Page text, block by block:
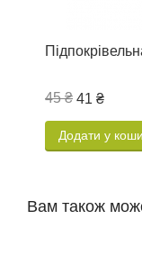
45 ₴ 41 ₴
Додати у
Вам також